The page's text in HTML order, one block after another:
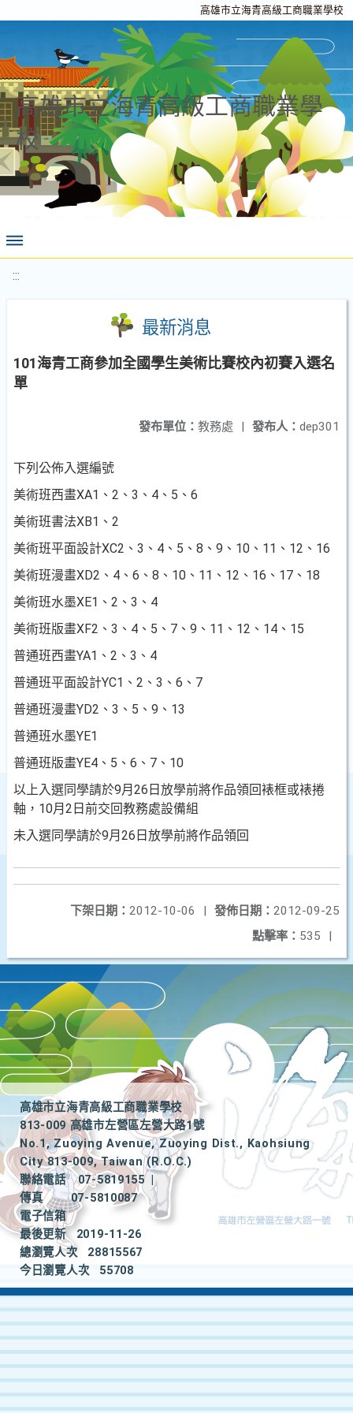
高雄市立海青高級工商職業學校
高雄市立海青高級工商職業學
校
:::
最新消息
101海青工商參加全國學生美術比賽校內初賽入選名
單
發布人： dep301
發布單位： 教務處 |
下列公佈入選編號
美術班西畫XA1、2、3、4、5、6
美術班書法XB1、2
美術班平面設計XC2、3、4、5、8、9、10、11、12、16
美術班漫畫XD2、4、6、8、10、11、12、16、17、18
美術班水墨XE1、2、3、4
美術班版畫XF2、3、4、5、7、9、11、12、14、15
普通班西畫YA1、2、3、4
普通班平面設計YC1、2、3、6、7
普通班漫畫YD2、3、5、9、13
普通班水墨YE1
普通班版畫YE4、5、6、7、10
以上入選同學請於9月26日放學前將作品領回裱框或裱捲
軸，10月2日前交回教務處設備組
未入選同學請於9月26日放學前將作品領回
發佈日期： 2012-09-25
下架日期： 2012-10-06
|
點擊率： 535 |
高雄市立海青高級工商職業學校
813-009 高雄市左營區左營大路1號
No.1, Zuoying Avenue, Zuoying Dist., Kaohsiung
City 813-009, Taiwan (R.O.C.)
聯絡電話
07-5819155
|
傳真
07-5810087
電子信箱
最後更新
2019-11-26
總瀏覽人次
28815567
今日瀏覽人次
55708